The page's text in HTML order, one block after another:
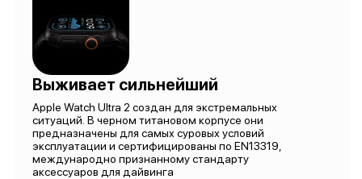
Выживает сильнейший
Apple Watch Ultra 2 создан для экстремальных
ситуаций. В черном титановом корпусе они
предназначены для самых суровых условий
эксплуатации и сертифицированы по EN13319,
международно признанному стандарту
аксессуаров для дайвинга